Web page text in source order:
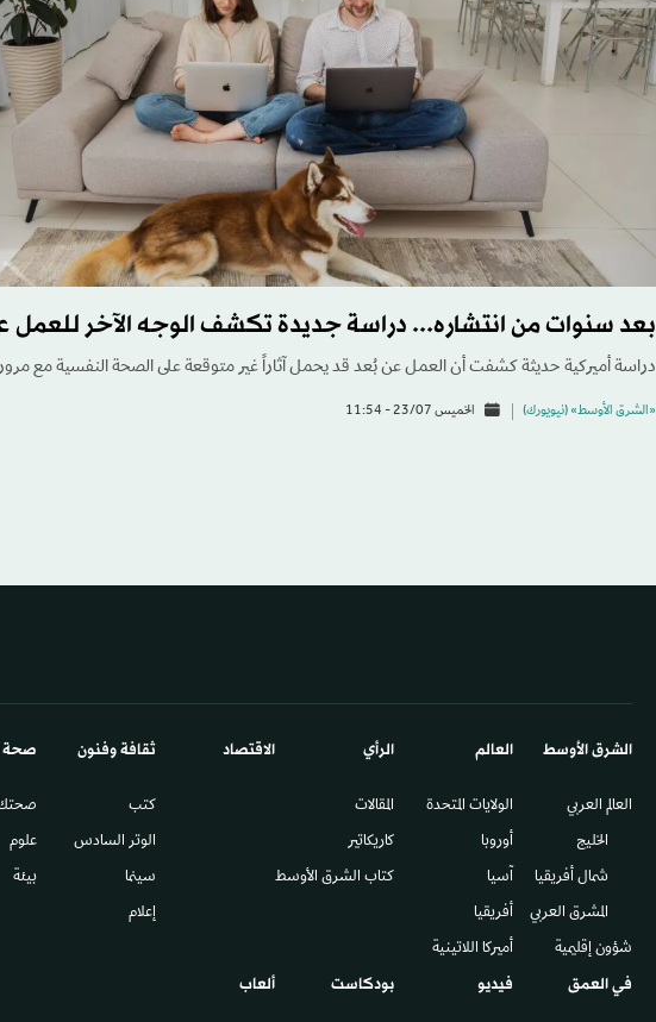
بعد سنوات من انتشاره... دراسة جديدة تكشف الوجه الآخر للعمل
دراسة أميركية حديثة كشفت أن العمل عن بُعد قد يحمل آثاراً غير متوقعة على الصحة النفسية مع
«الشرق الأوسط» (نيويورك) الخميس 23/07 - 11:54
الشرق الأوسط​
العالم العربي
الخليج
شمال أفريقيا
المشرق العربي
شؤون إقليمية
العالم
الولايات المتحدة
أوروبا
آسيا
أفريقيا
أميركا اللاتينية
الرأي
المقالات
كاريكاتير
كتاب الشرق الأوسط
الاقتصاد ثقافة وفنون
كتب
الوتر السادس​
سينما
إعلام
صحة
علوم
بيئة
في العمق فيديو بودكاست ألعاب